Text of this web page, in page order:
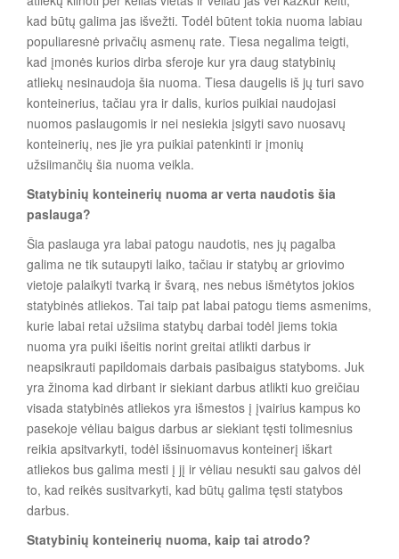
kad būtų galima jas išvežti. Todėl būtent tokia nuoma labiau
populiaresnė privačių asmenų rate. Tiesa negalima teigti,
kad įmonės kurios dirba sferoje kur yra daug statybinių
atliekų nesinaudoja šia nuoma. Tiesa daugelis iš jų turi savo
konteinerius, tačiau yra ir dalis, kurios puikiai naudojasi
nuomos paslaugomis ir nei nesiekia įsigyti savo nuosavų
konteinerių, nes jie yra puikiai patenkinti ir įmonių
užsiimančių šia nuoma veikla.
Statybinių konteinerių nuoma ar verta naudotis šia
paslauga?
Šia paslauga yra labai patogu naudotis, nes jų pagalba
galima ne tik sutaupyti laiko, tačiau ir statybų ar griovimo
vietoje palaikyti tvarką ir švarą, nes nebus išmėtytos jokios
statybinės atliekos. Tai taip pat labai patogu tiems asmenims,
kurie labai retai užsiima statybų darbai todėl jiems tokia
nuoma yra puiki išeitis norint greitai atlikti darbus ir
neapsikrauti papildomais darbais pasibaigus statyboms. Juk
yra žinoma kad dirbant ir siekiant darbus atlikti kuo greičiau
visada statybinės atliekos yra išmestos į įvairius kampus ko
pasekoje vėliau baigus darbus ar siekiant tęsti tolimesnius
reikia apsitvarkyti, todėl išsinuomavus konteinerį iškart
atliekos bus galima mesti į jį ir vėliau nesukti sau galvos dėl
to, kad reikės susitvarkyti, kad būtų galima tęsti statybos
darbus.
Statybinių konteinerių nuoma, kaip tai atrodo?